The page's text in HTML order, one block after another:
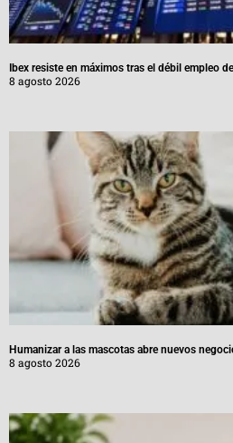
Ibex resiste en máximos tras el débil empleo
8 agosto 2026
Humanizar a las mascotas abre nuevos
8 agosto 2026